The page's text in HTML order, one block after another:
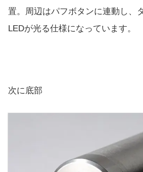
置。周辺はパフボタンに連動し、
LEDが光る仕様になっています。
次に底部